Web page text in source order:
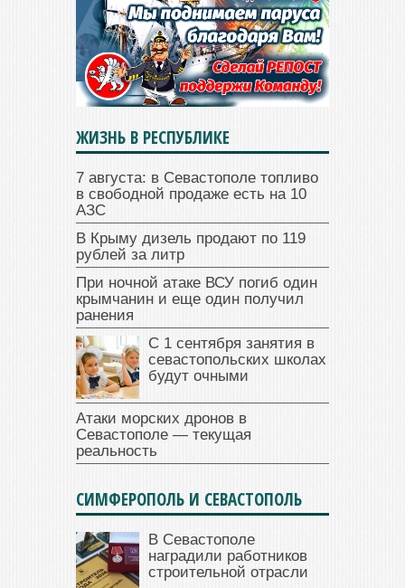
ЖИЗНЬ В РЕСПУБЛИКЕ
7 августа: в Севастополе топливо
в свободной продаже есть на 10
АЗС
В Крыму дизель продают по 119
рублей за литр
При ночной атаке ВСУ погиб один
крымчанин и еще один получил
ранения
С 1 сентября занятия в
севастопольских школах
будут очными
Атаки морских дронов в
Севастополе — текущая
реальность
СИМФЕРОПОЛЬ И СЕВАСТОПОЛЬ
В Севастополе
наградили работников
строительной отрасли